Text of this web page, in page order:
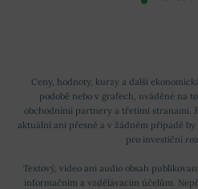
Ceny, hodnoty, kurzy a další
podobě nebo v grafech, uváděné na
obchodními partnery a třetími stranami.
aktuální ani přesné a v žádném případě
pro investiční
Textový, video ani audio obsah
informačním a vzdělávacím účelům.